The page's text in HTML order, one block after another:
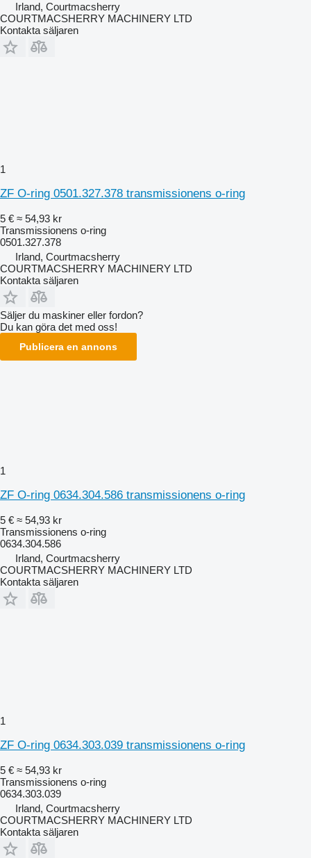
Irland, Courtmacsherry
COURTMACSHERRY MACHINERY LTD
Kontakta säljaren
1
ZF O-ring 0501.327.378 transmissionens o-ring
5 € ≈ 54,93 kr
Transmissionens o-ring
0501.327.378
Irland, Courtmacsherry
COURTMACSHERRY MACHINERY LTD
Kontakta säljaren
Säljer du maskiner eller fordon?
Du kan göra det med oss!
Publicera en annons
1
ZF O-ring 0634.304.586 transmissionens o-ring
5 € ≈ 54,93 kr
Transmissionens o-ring
0634.304.586
Irland, Courtmacsherry
COURTMACSHERRY MACHINERY LTD
Kontakta säljaren
1
ZF O-ring 0634.303.039 transmissionens o-ring
5 € ≈ 54,93 kr
Transmissionens o-ring
0634.303.039
Irland, Courtmacsherry
COURTMACSHERRY MACHINERY LTD
Kontakta säljaren